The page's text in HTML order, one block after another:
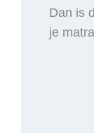
Dan is
je